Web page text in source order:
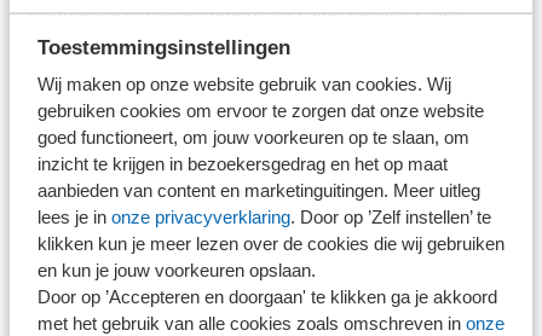
Toestemmingsinstellingen
Wij maken op onze website gebruik van cookies. Wij
gebruiken cookies om ervoor te zorgen dat onze website
goed functioneert, om jouw voorkeuren op te slaan, om
inzicht te krijgen in bezoekersgedrag en het op maat
aanbieden van content en marketinguitingen. Meer uitleg
lees je in onze privacyverklaring. Door op ’Zelf instellen’ te
klikken kun je meer lezen over de cookies die wij gebruiken
en kun je jouw voorkeuren opslaan.
Door op ’Accepteren en doorgaan' te klikken ga je akkoord
met het gebruik van alle cookies zoals omschreven in onze
veranderingen aangebracht. Het start bij jaar 1, dat
begint met een oriëntatiefase van vijf maanden. Tijdens
deze fase krijgt de trainee langer de tijd om invulling te
geven aan het persoonlijk ontwikkelplan (POP) en het
professionele ontwikkeltraject.
Meer informatie